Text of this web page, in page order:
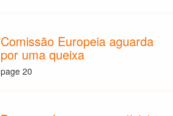
Comissão Europeia aguarda
por uma queixa
page 20